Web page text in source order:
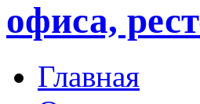
офиса,
Главная